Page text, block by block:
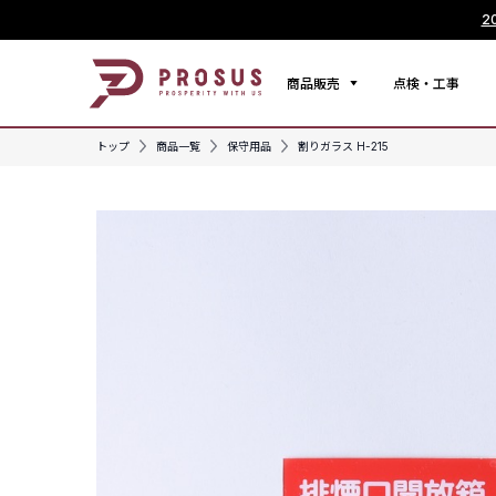
商品販売 点検・工事
トップ 商品一覧 保守用品 割りガラス H-215